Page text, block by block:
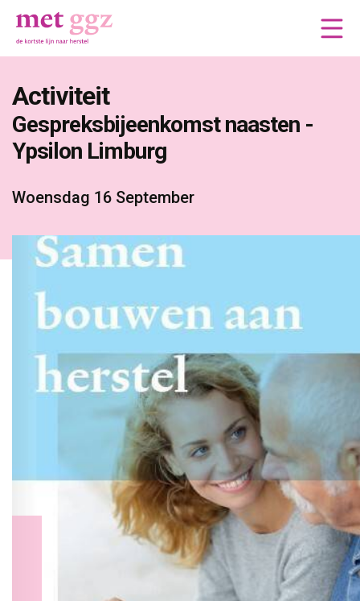
Activiteit
Gespreksbijeenkomst naasten -
Ypsilon Limburg
Woensdag 16 September